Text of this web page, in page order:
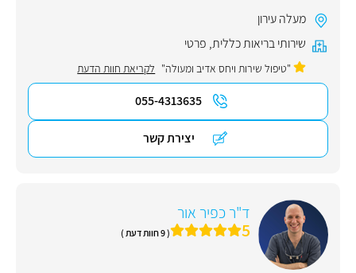
מעלה עירון
שירותי בריאות כללית, פרטי
"טיפול שירות ויחס אדיב ומעולה" לקריאת חוות הדעת
055-4313635
יצירת קשר
ד"ר כפיר אור
5 ( 9 חוות דעת )